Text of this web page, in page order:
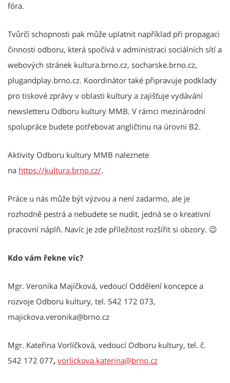
fóra.
Tvůrčí schopnosti pak může uplatnit například při propagaci
činnosti odboru, která spočívá v administraci sociálních sítí a
webových stránek kultura.brno.cz, socharske.brno.cz,
plugandplay.brno.cz. Koordinátor také připravuje podklady
pro tiskové zprávy v oblasti kultury a zajišťuje vydávání
newsletteru Odboru kultury MMB. V rámci mezinárodní
spolupráce budete potřebovat angličtinu na úrovni B2.
Aktivity Odboru kultury MMB naleznete
na https://kultura.brno.cz/.
Práce u nás může být výzvou a není zadarmo, ale je
rozhodně pestrá a nebudete se nudit, jedná se o kreativní
pracovní náplň. Navíc je zde příležitost rozšířit si obzory. 😉
Kdo vám řekne víc?
Mgr. Veronika Majíčková, vedoucí Oddělení koncepce a
rozvoje Odboru kultury, tel. 542 172 073,
majickova.veronika@brno.cz
Mgr. Kateřina Vorlíčková, vedoucí Odboru kultury, tel. č.
542 172 077, vorlickova.katerina@brno.cz